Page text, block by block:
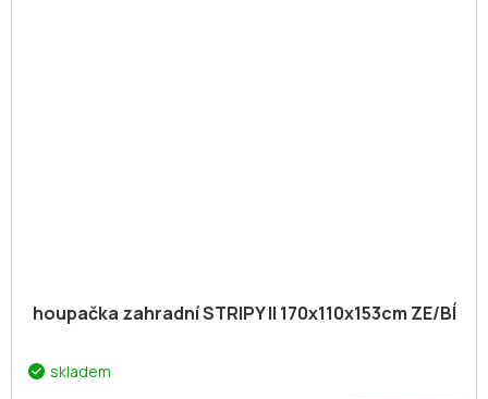
houpačka zahradní STRIPY II 170x110x153cm ZE/BÍ
skladem